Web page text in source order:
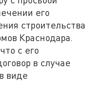
его
строительства
Краснодара.
с его
в случае
виде